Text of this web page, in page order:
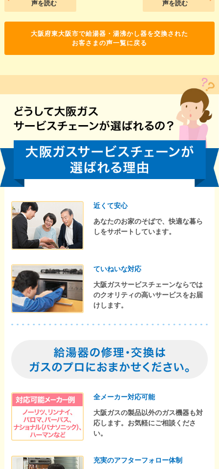
声を読む
声を読む
大阪府東大阪市で給湯器・湯沸かし器を交換された
お客さまの声一覧に戻る
近くて安心
あなたのお家のそばで、快適な暮ら
しをサポートしています。
ていねいな対応
大阪ガスサービスチェーンならでは
のクオリティの高いサービスをお届
けします。
全メーカー対応可能
大阪ガスの製品以外のガス機器も対
応します。お気軽にご相談くださ
い。
充実のアフターフォロー体制